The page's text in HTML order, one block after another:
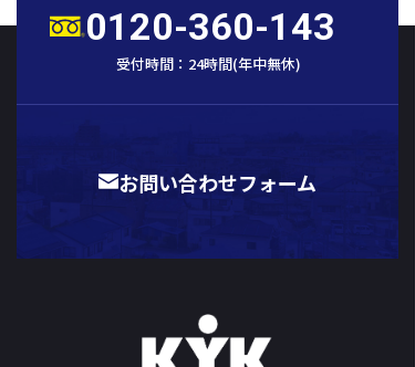
0120-360-143
受付時間： 24時間(年中無休)
お問い合わせフォーム